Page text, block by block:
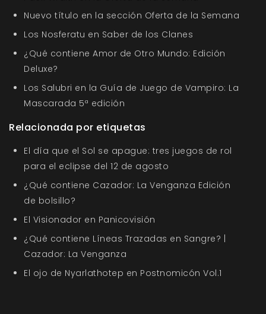
Nuevo título en la sección Oferta de la Semana
Los Nosferatu en Saber de los Clanes
¿Qué contiene Amor de Otro Mundo: Edición
Deluxe?
Los Salubri en la Guía de Juego de Vampiro: La
Mascarada 5ª edición
Relacionada por etiquetas
El día que el Sol se apague: tres juegos de rol
para el eclipse del 12 de agosto
¿Qué contiene Cazador: La Venganza Edición
de bolsillo?
El Visionador en Panicovisión
¿Qué contiene Líneas Trazadas en Sangre? |
Cazador: La Venganza
El ojo de Nyarlathotep en Postnomicón Vol.1